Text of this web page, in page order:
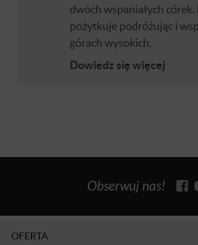
dwóch wspaniałych
pożytkuje podróżując i
górach wysokich.
Dowiedz się więcej
Obserwuj nas!
OFERTA